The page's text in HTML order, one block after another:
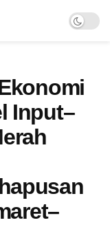
Input–